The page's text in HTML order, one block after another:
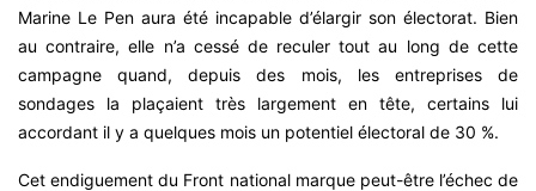
Marine Le Pen aura été incapable d’élargir son électorat. Bien
au contraire, elle n’a cessé de reculer tout au long de cette
campagne quand, depuis des mois, les entreprises de
sondages la plaçaient très largement en tête, certains lui
accordant il y a quelques mois un potentiel électoral de 30 %.
Cet endiguement du Front national marque peut-être l’échec de